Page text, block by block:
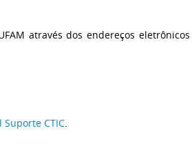
através dos endereços
Suporte CTIC